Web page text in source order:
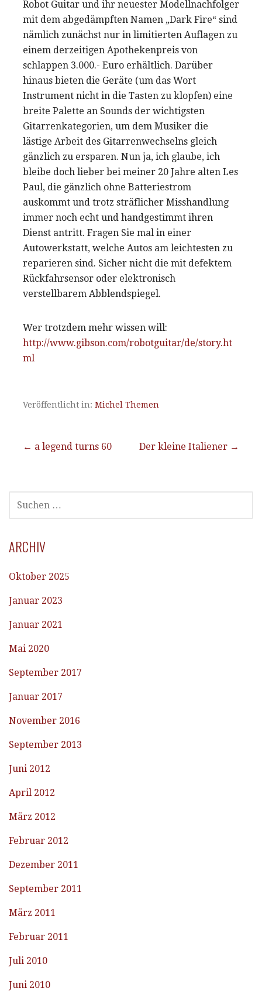
Robot Guitar und ihr neuester Modellnachfolger
mit dem abgedämpften Namen „Dark Fire“ sind
nämlich zunächst nur in limitierten Auflagen zu
einem derzeitigen Apothekenpreis von
schlappen 3.000.- Euro erhältlich. Darüber
hinaus bieten die Geräte (um das Wort
Instrument nicht in die Tasten zu klopfen) eine
breite Palette an Sounds der wichtigsten
Gitarrenkategorien, um dem Musiker die
lästige Arbeit des Gitarrenwechselns gleich
gänzlich zu ersparen. Nun ja, ich glaube, ich
bleibe doch lieber bei meiner 20 Jahre alten Les
Paul, die gänzlich ohne Batteriestrom
auskommt und trotz sträflicher Misshandlung
immer noch echt und handgestimmt ihren
Dienst antritt. Fragen Sie mal in einer
Autowerkstatt, welche Autos am leichtesten zu
reparieren sind. Sicher nicht die mit defektem
Rückfahrsensor oder elektronisch
verstellbarem Abblendspiegel.
Wer trotzdem mehr wissen will:
http://www.gibson.com/robotguitar/de/story.ht
ml
Veröffentlicht in: Michel Themen
Beitragsnavigation
← a legend turns 60 Der kleine Italiener →
SUCHEN
NACH:
ARCHIV
Oktober 2025
Januar 2023
Januar 2021
Mai 2020
September 2017
Januar 2017
November 2016
September 2013
Juni 2012
April 2012
März 2012
Februar 2012
Dezember 2011
September 2011
März 2011
Februar 2011
Juli 2010
Juni 2010